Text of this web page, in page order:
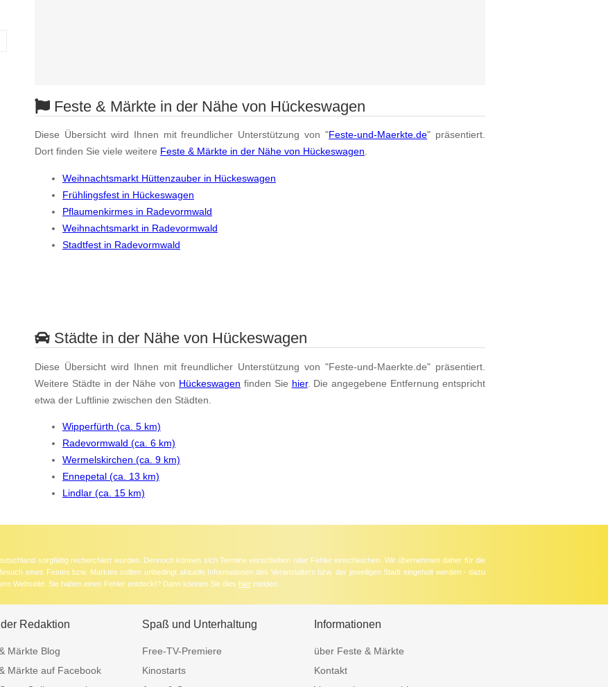
Feste & Märkte in der Nähe von Hückeswagen
Diese Übersicht wird Ihnen mit freundlicher Unterstützung von "Feste-und-Maerkte.de" präsentiert.
Dort finden Sie viele weitere Feste & Märkte in der Nähe von Hückeswagen.
Weihnachtsmarkt Hüttenzauber in Hückeswagen
Frühlingsfest in Hückeswagen
Pflaumenkirmes in Radevormwald
Weihnachtsmarkt in Radevormwald
Stadtfest in Radevormwald
Städte in der Nähe von Hückeswagen
Diese Übersicht wird Ihnen mit freundlicher Unterstützung von "Feste-und-Maerkte.de" präsentiert.
Weitere Städte in der Nähe von Hückeswagen finden Sie hier. Die angegebene Entfernung entspricht
etwa der Luftlinie zwischen den Städten.
Wipperfürth (ca. 5 km)
Radevormwald (ca. 6 km)
Wermelskirchen (ca. 9 km)
Ennepetal (ca. 13 km)
Lindlar (ca. 15 km)
sorgfältig recherchiert wurden. Dennoch können sich Termine verschieben oder Fehler einschleichen. Wir übernehmen daher für die
eines Festes bzw. Marktes sollten unbedingt aktuelle Informationen des Veranstalters bzw. der jeweiligen Stadt eingeholt werden - dazu
Webseite. Sie haben einen Fehler entdeckt? Dann können Sie dies hier melden.
Redaktion
Märkte Blog
Märkte auf Facebook
Spaß und Unterhaltung
Free-TV-Premiere
Kinostarts
Informationen
über Feste & Märkte
Kontakt